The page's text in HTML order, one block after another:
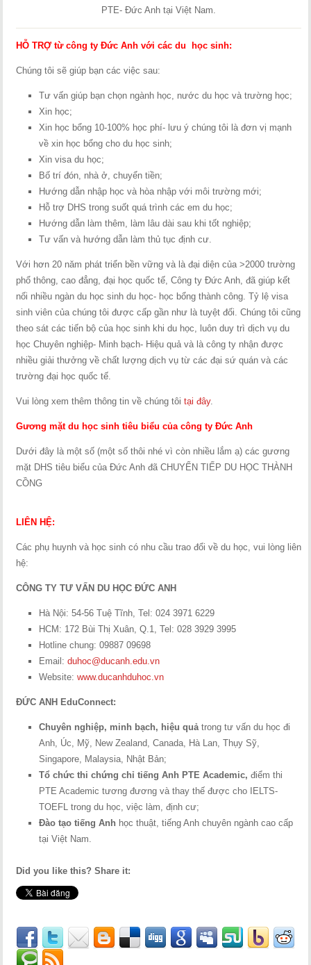
PTE- Đức Anh tại Việt Nam.
HỖ TRỢ từ công ty Đức Anh với các du học sinh:
Chúng tôi sẽ giúp bạn các việc sau:
Tư vấn giúp bạn chọn ngành học, nước du học và trường học;
Xin học;
Xin học bổng 10-100% học phí- lưu ý chúng tôi là đơn vị mạnh
về xin học bổng cho du học sinh;
Xin visa du học;
Bố trí đón, nhà ở, chuyển tiền;
Hướng dẫn nhập học và hòa nhập với môi trường mới;
Hỗ trợ DHS trong suốt quá trình các em du học;
Hướng dẫn làm thêm, làm lâu dài sau khi tốt nghiệp;
Tư vấn và hướng dẫn làm thủ tục định cư.
Với hơn 20 năm phát triển bền vững và là đại diện của >2000 trường
phổ thông, cao đẳng, đại học quốc tế, Công ty Đức Anh, đã giúp kết
nối nhiều ngàn du học sinh du học- học bổng thành công. Tỷ lệ visa
sinh viên của chúng tôi được cấp gần như là tuyệt đối. Chúng tôi cũng
theo sát các tiến bộ của học sinh khi du học, luôn duy trì dịch vụ du
học Chuyên nghiệp- Minh bạch- Hiệu quả và là công ty nhận được
nhiều giải thưởng về chất lượng dịch vụ từ các đại sứ quán và các
trường đại học quốc tế.
Vui lòng xem thêm thông tin về chúng tôitại đây.
Gương mặt du học sinh tiêu biểu của công ty Đức Anh
Dưới đây là một số (một số thôi nhé vì còn nhiều lắm ạ) các gương
mặt DHS tiêu biểu của Đức Anh đã CHUYỂN TIẾP DU HỌC THÀNH
CỒNG
LIÊN HỆ:
Các phụ huynh và học sinh có nhu cầu trao đổi về du học, vui lòng liên
hệ:
CÔNG TY TƯ VẤN DU HỌC ĐỨC ANH
Hà Nội: 54-56 Tuệ Tĩnh, Tel: 024 3971 6229
HCM: 172 Bùi Thị Xuân, Q.1, Tel: 028 3929 3995
Hotline chung: 09887 09698
Email:duhoc@ducanh.edu.vn
Website:www.ducanhduhoc.vn
ĐỨC ANH EduConnect:
Chuyên nghiệp, minh bạch, hiệu quảtrong tư vấn du học đi
Anh, Úc, Mỹ, New Zealand, Canada, Hà Lan, Thụy Sỹ,
Singapore, Malaysia, Nhật Bản;
Tổ chức thi chứng chỉ tiếng Anh PTE Academic,điểm thi
PTE Academic tương đương và thay thế được cho IELTS-
TOEFL trong du học, việc làm, định cư;
Đào tạo tiếng Anh học thuật, tiếng Anh chuyên ngành cao cấp
tại Việt Nam.
Did you like this? Share it: